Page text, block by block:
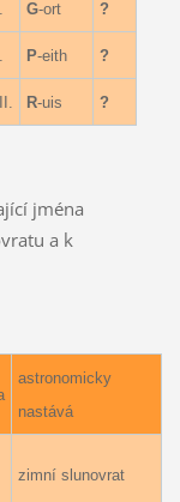
G-ort ?
P-eith ?
R-uis ?
jména
a k
astronomicky
nastává
zimní slunovrat